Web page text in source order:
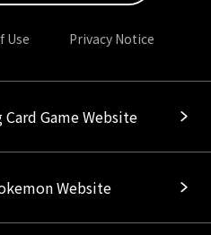
Use Privacy Notice
Game Website
Website